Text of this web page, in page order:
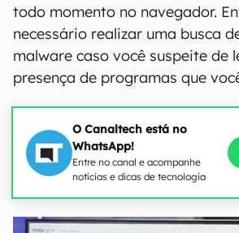
todo momento no navegador.
necessário realizar uma busca
malware caso você suspeite de
presença de programas que
O Canaltech está no
WhatsApp!
Entre no canal e acompanhe
notícias e dicas de tecnologia